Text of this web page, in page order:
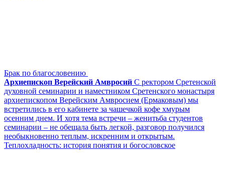
Брак по благословению
Архиепископ Верейский Амвросий С ректором Сретенской
духовной семинарии и наместником Сретенского монастыря
архиепископом Верейским Амвросием (Ермаковым) мы
встретились в его кабинете за чашечкой кофе хмурым
осенним днем. И хотя тема встречи – женитьба студентов
семинарии – не обещала быть легкой, разговор получился
необыкновенно теплым, искренним и открытым.
Теплохладность: история понятия и богословское